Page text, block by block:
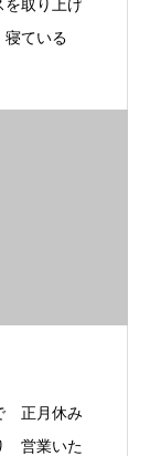
を取り上げ
寝ている
正月休み
営業いた